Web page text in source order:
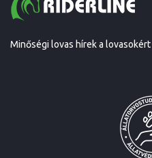
Minőségi lovas hírek a lovasokért